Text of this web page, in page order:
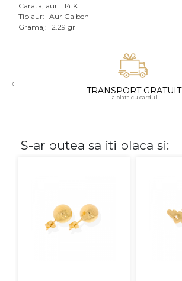
Aur mixt
18K
Carataj aur: 14 K
Tip aur: Aur Galben
Gramaj: 2.29 gr
‹ TRANSPORT GRATUIT
la plata cu cardul
S-ar putea sa iti placa si: